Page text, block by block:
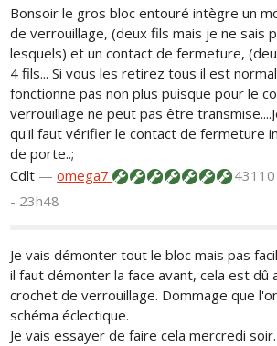
Bonsoir le gros bloc entouré intègre un
de verrouillage, (deux fils mais je ne sais
lesquels) et un contact de fermeture,
4 fils... Si vous les retirez tous il est
fonctionne pas non plus puisque pour le
verrouillage ne peut pas être
qu'il faut vérifier le contact de fermeture
de porte..;
Cdlt —omega7
- 23h48
Je vais démonter tout le bloc mais pas
il faut démonter la face avant, cela est dû
crochet de verrouillage. Dommage que
schéma éclectique.
Je vais essayer de faire cela mercredi soir.